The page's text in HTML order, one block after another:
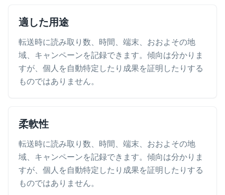
適した用途
転送時に読み取り数、時間、端末、おおよその地
域、キャンペーンを記録できます。傾向は分かりま
すが、個人を自動特定したり成果を証明したりする
ものではありません。
柔軟性
転送時に読み取り数、時間、端末、おおよその地
域、キャンペーンを記録できます。傾向は分かりま
すが、個人を自動特定したり成果を証明したりする
ものではありません。